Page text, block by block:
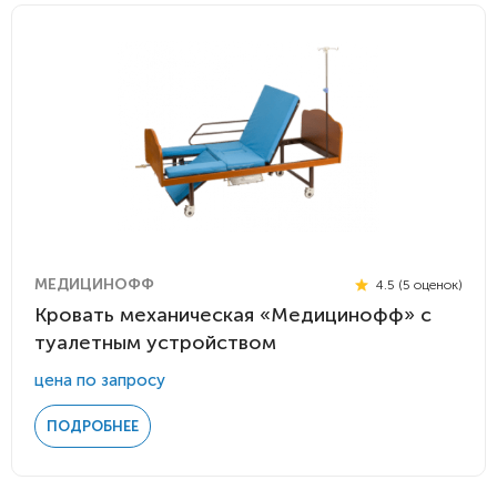
МЕДИЦИНОФФ 4.5 (5 оценок)
Кровать механическая «Медицинофф» с
туалетным устройством
цена по запросу
ПОДРОБНЕЕ